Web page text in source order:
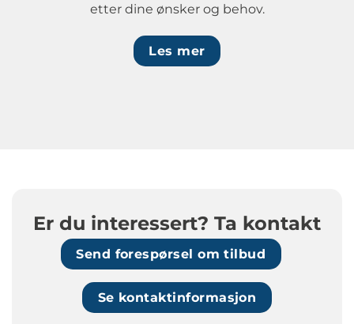
etter dine ønsker og behov.
Les mer
Er du interessert? Ta kontakt
Send forespørsel om tilbud
Se kontaktinformasjon